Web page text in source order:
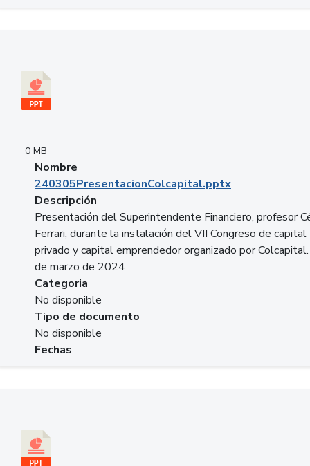
0 MB
Nombre
240305PresentacionColcapital.pptx
Descripción
Presentación del Superintendente Financiero, profesor
Ferrari, durante la instalación del VII Congreso de capital
privado y capital emprendedor organizado por
de marzo de 2024
Categoria
No disponible
Tipo de documento
No disponible
Fechas